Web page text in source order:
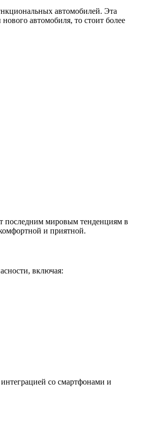
автомобилей. Эта
автомобиля, то стоит более
последним мировым тенденциям в
и приятной.
включая:
со смартфонами и